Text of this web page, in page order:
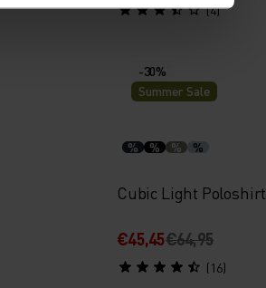
(4)
-30%
Summer Sale
% % % %
Cubic Light Poloshirt
€45,45€64,95
(16)